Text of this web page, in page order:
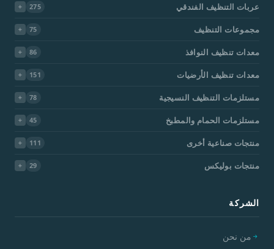
عربات التنظيف الفندقي 275
مجموعات التنظيف 75
معدات تنظيف النوافذ 86
معدات تنظيف الأرضيات 151
مستلزمات التنظيف النسيجية 78
مستلزمات الحمام والمطبخ 45
منتجات صناعية أخرى 111
منتجات بوليكس 29
الشركة
من نحن